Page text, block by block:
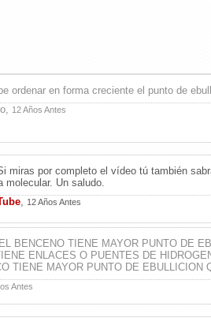
ordenar en forma creciente el punto de
12 Años Antes
miras por completo el vídeo tú también
molecular. Un saludo.
, 12 Años Antes
BENCENO TIENE MAYOR PUNTO DE
ENLACES O PUENTES DE
TIENE MAYOR PUNTO DE
Antes